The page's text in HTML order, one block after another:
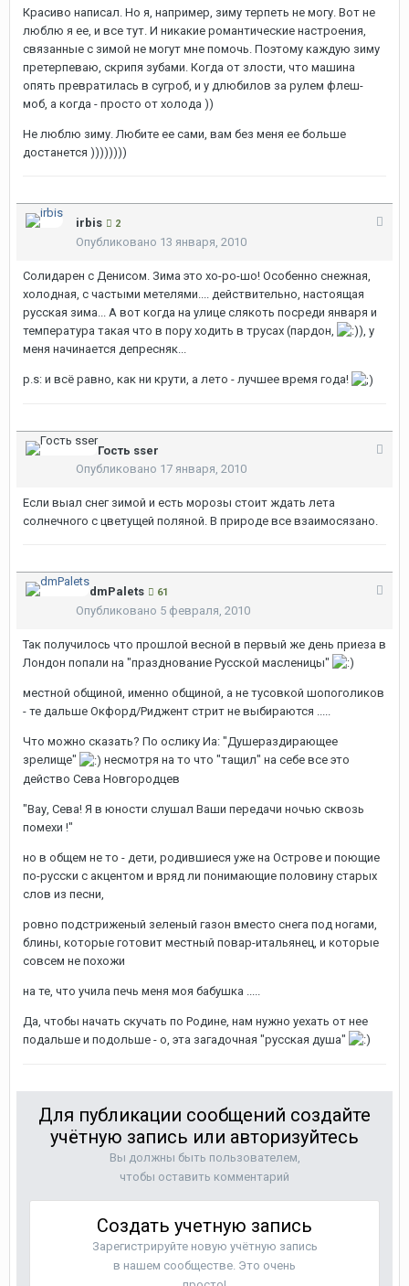
Красиво написал. Но я, например, зиму терпеть не могу. Вот не
люблю я ее, и все тут. И никакие романтические настроения,
связанные с зимой не могут мне помочь. Поэтому каждую зиму
претерпеваю, скрипя зубами. Когда от злости, что машина
опять превратилась в сугроб, и у длюбилов за рулем флеш-
моб, а когда - просто от холода ))
Не люблю зиму. Любите ее сами, вам без меня ее больше
достанется ))))))))
irbis 2
Опубликовано 13 января, 2010
Солидарен с Денисом. Зима это хо-ро-шо! Особенно снежная,
холодная, с частыми метелями.... действительно, настоящая
русская зима... А вот когда на улице слякоть посреди января и
температура такая что в пору ходить в трусах (пардон,
), у
меня начинается депресняк...
p.s: и всё равно, как ни крути, а лето - лучшее время года!
Гость sser
Опубликовано 17 января, 2010
Если выал снег зимой и есть морозы стоит ждать лета
солнечного с цветущей поляной. В природе все взаимосязано.
dmPalets 61
Опубликовано 5 февраля, 2010
Так получилось что прошлой весной в первый же день приеза в
Лондон попали на "празднование Русской масленицы"
местной общиной, именно общиной, а не тусовкой шопоголиков
- те дальше Окфорд/Риджент стрит не выбираются .....
Что можно сказать? По ослику Иа: "Душераздирающее
зрелище"
несмотря на то что "тащил" на себе все это
действо Сева Новгородцев
"Вау, Сева! Я в юности слушал Ваши передачи ночью сквозь
помехи !"
но в общем не то - дети, родившиеся уже на Острове и поющие
по-русски с акцентом и вряд ли понимающие половину старых
слов из песни,
ровно подстриженый зеленый газон вместо снега под ногами,
блины, которые готовит местный повар-итальянец, и которые
совсем не похожи
на те, что учила печь меня моя бабушка .....
Да, чтобы начать скучать по Родине, нам нужно уехать от нее
подальше и подольше - о, эта загадочная "русская душа"
Для публикации сообщений создайте
учётную запись или авторизуйтесь
Вы должны быть пользователем,
чтобы оставить комментарий
Создать учетную запись
Зарегистрируйте новую учётную запись
в нашем сообществе. Это очень